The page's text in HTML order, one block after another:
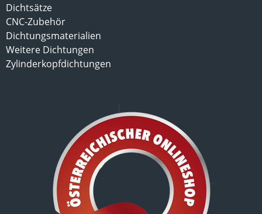
Dichtsätze
CNC-Zubehör
Dichtungsmaterialien
Weitere Dichtungen
Zylinderkopfdichtungen